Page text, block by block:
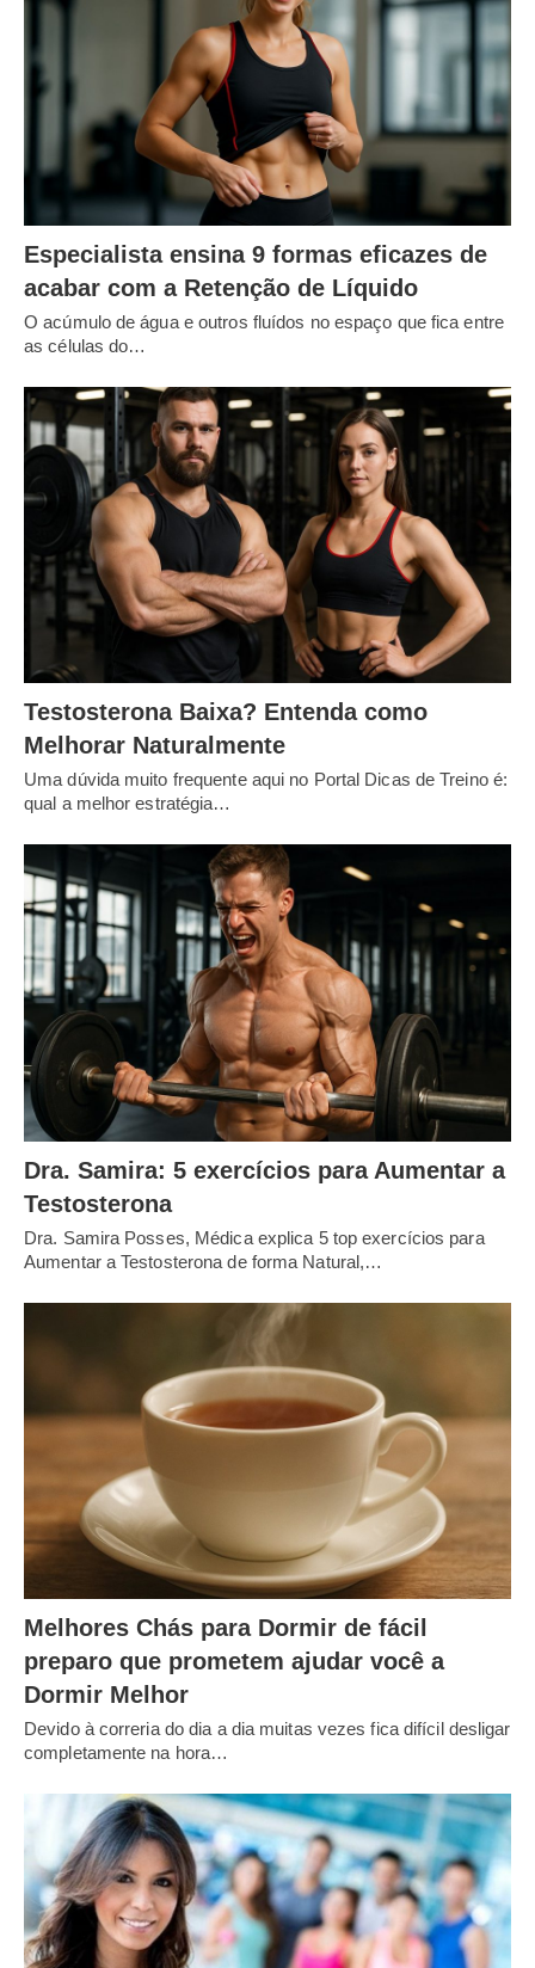
Especialista ensina 9 formas eficazes de
acabar com a Retenção de Líquido
O acúmulo de água e outros fluídos no espaço que fica entre
as células do…
Testosterona Baixa? Entenda como
Melhorar Naturalmente
Uma dúvida muito frequente aqui no Portal Dicas de Treino é:
qual a melhor estratégia…
Dra. Samira: 5 exercícios para Aumentar a
Testosterona
Dra. Samira Posses, Médica explica 5 top exercícios para
Aumentar a Testosterona de forma Natural,…
Melhores Chás para Dormir de fácil
preparo que prometem ajudar você a
Dormir Melhor
Devido à correria do dia a dia muitas vezes fica difícil desligar
completamente na hora…